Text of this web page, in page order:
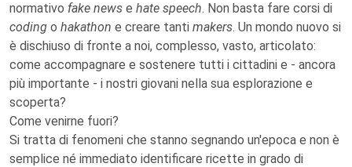
normativo fake news e hate speech. Non basta fare corsi di
coding o hakathon e creare tanti makers. Un mondo nuovo si
è dischiuso di fronte a noi, complesso, vasto, articolato:
come accompagnare e sostenere tutti i cittadini e - ancora
più importante - i nostri giovani nella sua esplorazione e
scoperta?
Come venirne fuori?
Si tratta di fenomeni che stanno segnando un'epoca e non è
semplice né immediato identificare ricette in grado di